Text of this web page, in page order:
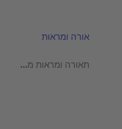
תאורה ומראות
תאורה ומראות מראה